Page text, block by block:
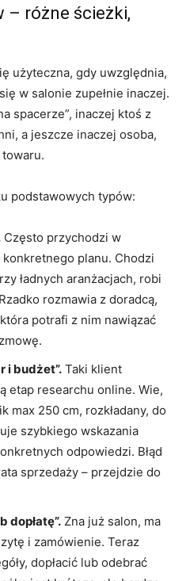
– różne ścieżki,
użyteczna, gdy uwzględnia,
w salonie zupełnie inaczej.
spacerze”, inaczej ktoś z
a jeszcze inaczej osoba,
podstawowych typów:
Często przychodzi w
planu. Chodzi
ładnych aranżacjach, robi
rozmawia z doradcą,
potrafi z nim nawiązać
i budżet”. Taki klient
etap researchu online. Wie,
max 250 cm, rozkładany, do
szybkiego wskazania
odpowiedzi. Błąd
sprzedaży – przejdzie do
dopłatę”. Zna już salon, ma
i zamówienie. Teraz
dopłacić lub odebrać